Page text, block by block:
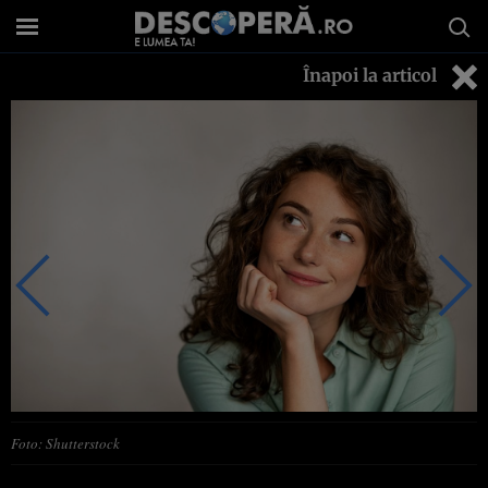
Înapoi la articol
Foto: Shutterstock